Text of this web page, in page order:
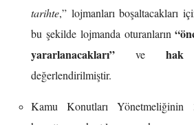
tarihte,” lojmanları boşaltacakları
bu şekilde lojmanda oturanların
yararlanacakları” vehak
değerlendirilmiştir.
Kamu Konutları Yönetmeliğinin